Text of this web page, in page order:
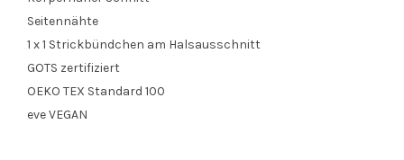
Seitennähte
1 x 1 Strickbündchen am Halsausschnitt
GOTS zertifiziert
OEKO TEX Standard 100
eve VEGAN